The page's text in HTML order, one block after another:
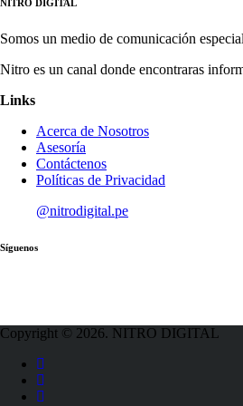
NITRO DIGITAL
Somos un medio de comunicación
Nitro es un canal donde encontraras
Links
Acerca de Nosotros
Asesoría
Contáctenos
Políticas de Privacidad
@nitrodigital.pe
Síguenos
Copyright © 2026. NITRO DIGITAL